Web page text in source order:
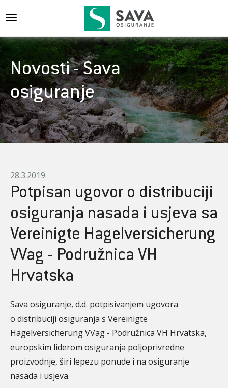
{{navigation}}
Novosti - Sava
osiguranje
28.3.2019.
Potpisan ugovor o distribuciji
osiguranja nasada i usjeva sa
Vereinigte Hagelversicherung
VVag - Podružnica VH
Hrvatska
Sava osiguranje, d.d. potpisivanjem ugovora
o distribuciji osiguranja s Vereinigte
Hagelversicherung VVag - Podružnica VH Hrvatska,
europskim liderom osiguranja poljoprivredne
proizvodnje, širi lepezu ponude i na osiguranje
nasada i usjeva.